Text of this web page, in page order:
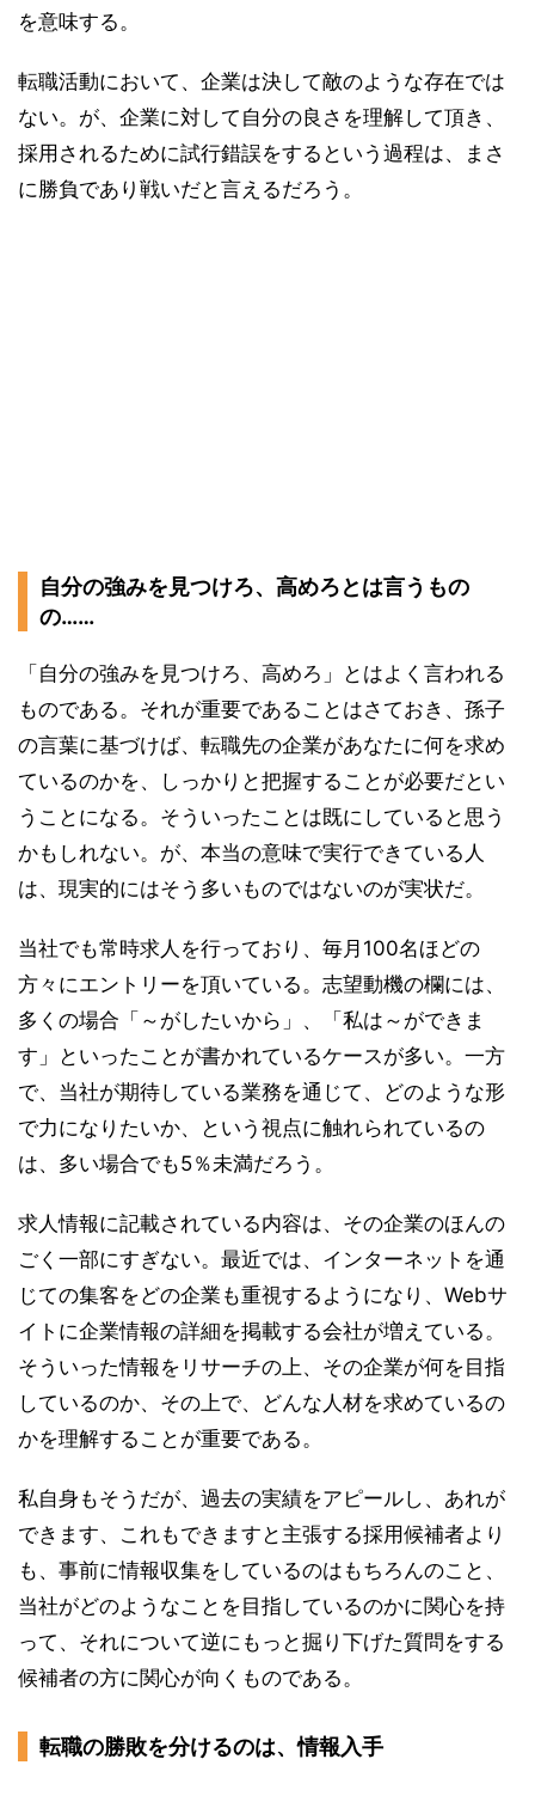
を意味する。
転職活動において、企業は決して敵のような存在では
ない。が、企業に対して自分の良さを理解して頂き、
採用されるために試行錯誤をするという過程は、まさ
に勝負であり戦いだと言えるだろう。
自分の強みを見つけろ、高めろとは言うもの
の……
「自分の強みを見つけろ、高めろ」とはよく言われる
ものである。それが重要であることはさておき、孫子
の言葉に基づけば、転職先の企業があなたに何を求め
ているのかを、しっかりと把握することが必要だとい
うことになる。そういったことは既にしていると思う
かもしれない。が、本当の意味で実行できている人
は、現実的にはそう多いものではないのが実状だ。
当社でも常時求人を行っており、毎月100名ほどの
方々にエントリーを頂いている。志望動機の欄には、
多くの場合「～がしたいから」、「私は～ができま
す」といったことが書かれているケースが多い。一方
で、当社が期待している業務を通じて、どのような形
で力になりたいか、という視点に触れられているの
は、多い場合でも5％未満だろう。
求人情報に記載されている内容は、その企業のほんの
ごく一部にすぎない。最近では、インターネットを通
じての集客をどの企業も重視するようになり、Webサ
イトに企業情報の詳細を掲載する会社が増えている。
そういった情報をリサーチの上、その企業が何を目指
しているのか、その上で、どんな人材を求めているの
かを理解することが重要である。
私自身もそうだが、過去の実績をアピールし、あれが
できます、これもできますと主張する採用候補者より
も、事前に情報収集をしているのはもちろんのこと、
当社がどのようなことを目指しているのかに関心を持
って、それについて逆にもっと掘り下げた質問をする
候補者の方に関心が向くものである。
転職の勝敗を分けるのは、情報入手